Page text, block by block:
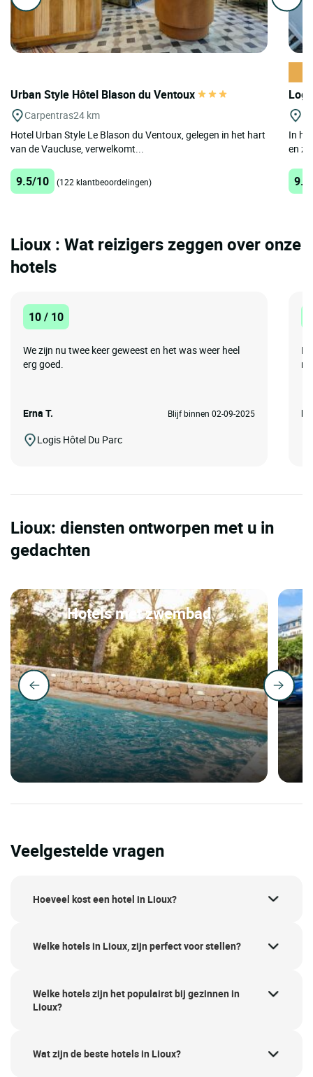
Urban Style Hôtel Blason du Ventoux
Carpentras24 km
Hotel Urban Style Le Blason du Ventoux, gelegen in het hart
van de Vaucluse, verwelkomt...
9.5/10 (122 klantbeoordelingen)
In
en
Lioux : Wat reizigers zeggen over onze
hotels
10 / 10
We zijn nu twee keer geweest en het was weer heel
erg goed.
Erna T. Blijf binnen 02-09-2025
Logis Hôtel Du Parc
Lioux: diensten ontworpen met u in
gedachten
Hotels met zwembad
Veelgestelde vragen
Hoeveel kost een hotel in Lioux?
Welke hotels in Lioux, zijn perfect voor stellen?
Welke hotels zijn het populairst bij gezinnen in
Lioux?
Wat zijn de beste hotels in Lioux?